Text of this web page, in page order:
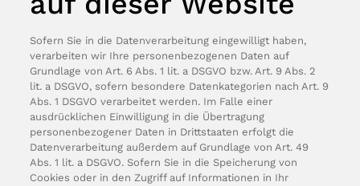
Sofern Sie in die Datenverarbeitung eingewilligt haben,
verarbeiten wir Ihre personenbezogenen Daten auf
Grundlage von Art. 6 Abs. 1 lit. a DSGVO bzw. Art. 9 Abs. 2
lit. a DSGVO, sofern besondere Datenkategorien nach Art. 9
Abs. 1 DSGVO verarbeitet werden. Im Falle einer
ausdrücklichen Einwilligung in die Übertragung
personenbezogener Daten in Drittstaaten erfolgt die
Datenverarbeitung außerdem auf Grundlage von Art. 49
Abs. 1 lit. a DSGVO. Sofern Sie in die Speicherung von
Cookies oder in den Zugriff auf Informationen in Ihr